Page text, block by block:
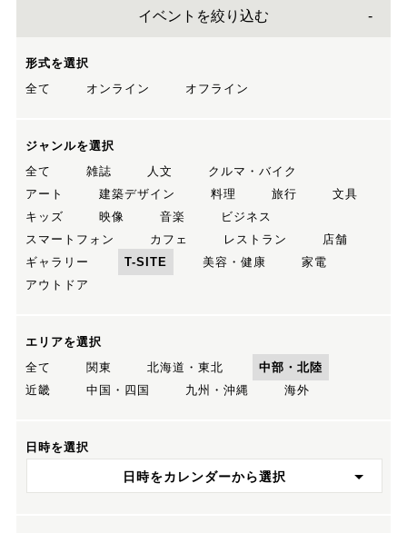
イベントを絞り込む
形式を選択
全て
オンライン オフライン
ジャンルを選択
全て
雑誌 人文
クルマ・バイク
アート
建築デザイン 料理 旅行
文具
キッズ
映像 音楽
ビジネス
スマートフォン
カフェ レストラン
店舗
ギャラリー
T-SITE 美容・健康
家電
アウトドア
エリアを選択
全て
関東 北海道・東北
中部・北陸
近畿
中国・四国 九州・沖縄 海外
日時を選択
日時をカレンダーから選択